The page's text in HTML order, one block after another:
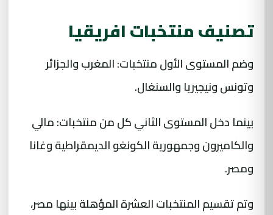
تصنيف منتخبات افريقيا
وضم المستوى الأول منتخبات: المغرب والجزائر
وتونس ونيجيريا والسنغال.
بينما دخل المستوى الثاني كل من منتخبات: مالي
والكاميرون وجمهورية الكونغو الديمقراطية وغانا
ومصر.
وتم تقسيم المنتخبات العشرة المؤهلة بينها مصر،